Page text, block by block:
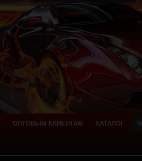
ОПТОВЫМ КЛИЕНТАМ КАТАЛОГ